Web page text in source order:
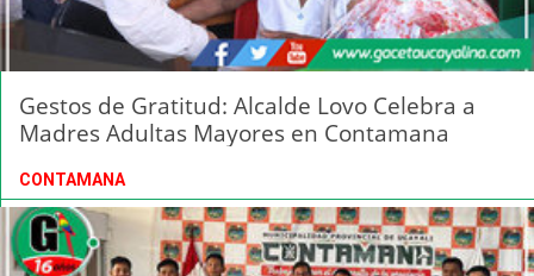
Gestos de Gratitud: Alcalde Lovo Celebra a
Madres Adultas Mayores en Contamana
CONTAMANA